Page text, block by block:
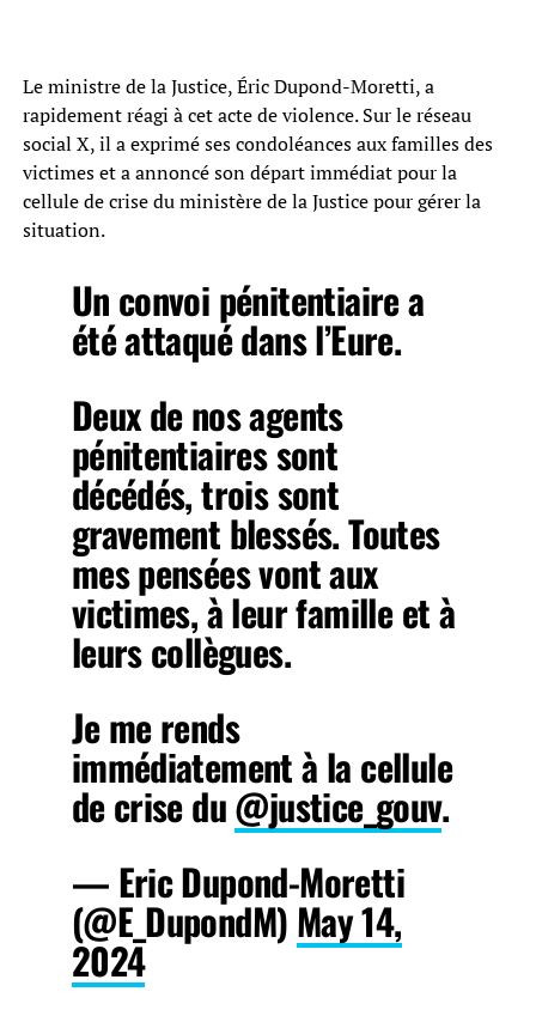
Le ministre de la Justice, Éric Dupond-Moretti, a
rapidement réagi à cet acte de violence. Sur le réseau
social X, il a exprimé ses condoléances aux familles des
victimes et a annoncé son départ immédiat pour la
cellule de crise du ministère de la Justice pour gérer la
situation.
Un convoi pénitentiaire a
été attaqué dans l’Eure.
Deux de nos agents
pénitentiaires sont
décédés, trois sont
gravement blessés. Toutes
mes pensées vont aux
victimes, à leur famille et à
leurs collègues.
Je me rends
immédiatement à la cellule
de crise du@justice_gouv.
— Eric Dupond-Moretti
(@E_DupondM) May 14,
2024